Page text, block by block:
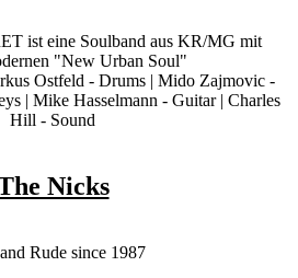
ist eine Soulband aus KR/MG mit
"New Urban Soul"
Ostfeld - Drums | Mido Zajmovic -
| Mike Hasselmann - Guitar | Charles
Hill - Sound
Nicks
Rude since 1987